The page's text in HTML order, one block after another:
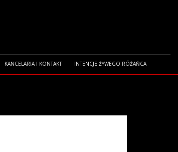
KANCELARIA I KONTAKT INTENCJE ŻYWEGO RÓŻAŃCA